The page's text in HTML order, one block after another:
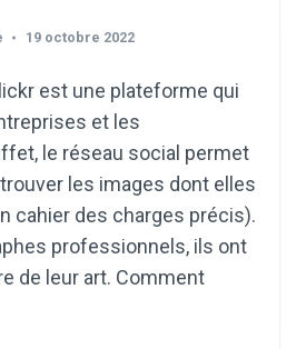
19 octobre 2022
est une plateforme qui
et les
le réseau social permet
les images dont elles
cahier des charges précis).
professionnels, ils ont
de leur art. Comment